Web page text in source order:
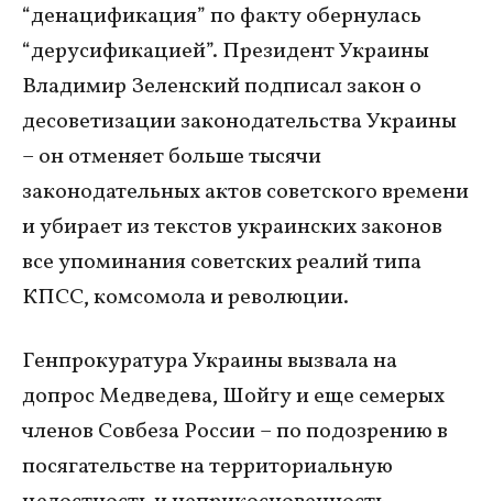
“денацификация” по факту обернулась
“дерусификацией”. Президент Украины
Владимир Зеленский подписал закон о
десоветизации законодательства Украины
– он отменяет больше тысячи
законодательных актов советского времени
и убирает из текстов украинских законов
все упоминания советских реалий типа
КПСС, комсомола и революции.
Генпрокуратура Украины вызвала на
допрос Медведева, Шойгу и еще семерых
членов Совбеза России – по подозрению в
посягательстве на территориальную